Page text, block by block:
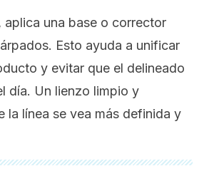
aplica una base o corrector
Esto ayuda a unificar
y evitar que el delineado
día. Un lienzo limpio y
la línea se vea más definida y